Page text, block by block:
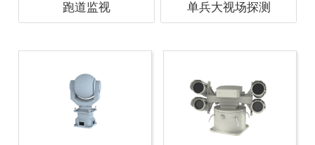
跑道监视 单兵大视场探测